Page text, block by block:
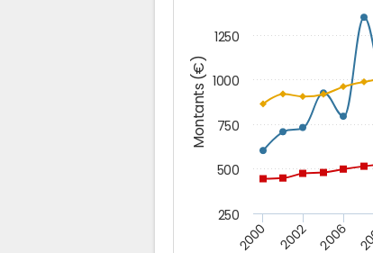
Montants (€)
2000 2002 2006
250
500
750
1000
1250